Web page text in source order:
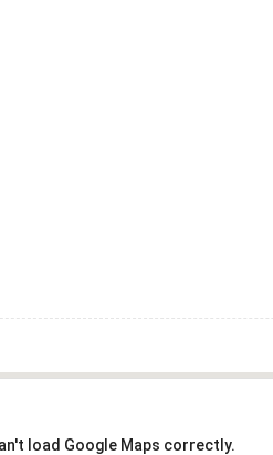
load Google Maps correctly.